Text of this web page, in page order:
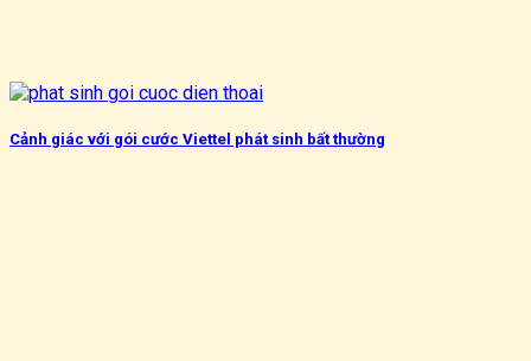
Cảnh giác với gói cước Viettel phát sinh bất thường